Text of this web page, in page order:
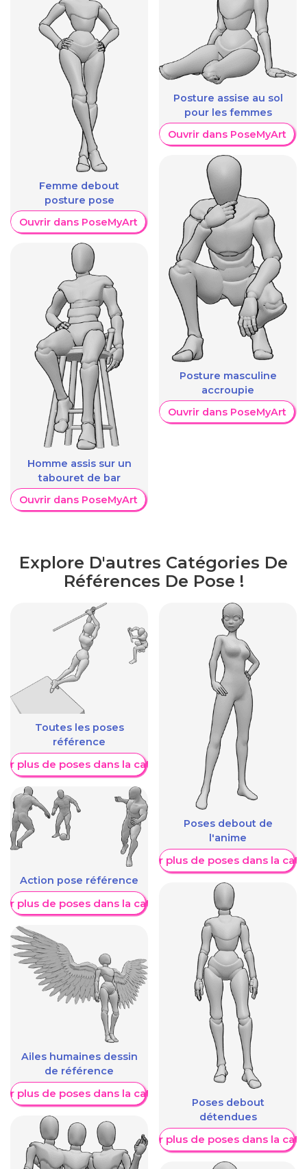
Femme debout
posture pose
Ouvrir dans PoseMyArt
Homme assis sur un
tabouret de bar
Ouvrir dans PoseMyArt
Posture assise au sol
pour les femmes
Ouvrir dans PoseMyArt
Posture masculine
accroupie
Ouvrir dans PoseMyArt
Explore D'autres Catégories De
Références De Pose !
Toutes les poses
référence
plus de poses dans la catégorie
Action pose référence
plus de poses dans la catégorie
Ailes humaines dessin
de référence
plus de poses dans la catégorie
Poses debout de
l'anime
Afficher plus de poses dans la
Poses debout
détendues
Afficher plus de poses dans la